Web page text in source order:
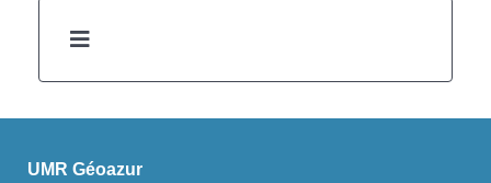
UMR Géoazur